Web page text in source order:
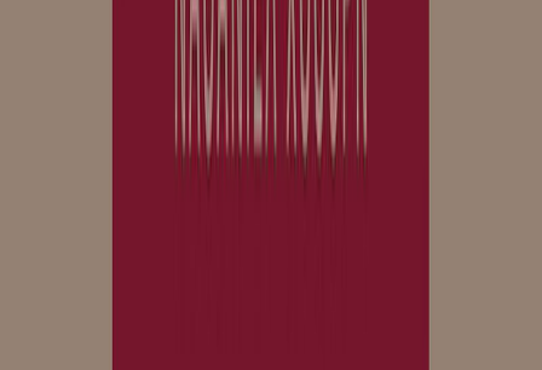
θα γνωρίσει και θα ερωτευτεί τον νεαρό και ευαίσθητο κληρικό
Άρθουρ Ντιμσντέιλ. Ο καρπός αυτής της σχέσης, ένα κοριτσάκι,
θα γίνει η αφορμή να φανερωθεί το μυστικό της Έστερ, το οποίο θα
προκαλέσει την οργή και το μίσος των κατοίκων. Η κοινωνία της
εποχής, υποκριτική και ανελέητη, δεν μπορεί να ανεχτεί ένα τόσο